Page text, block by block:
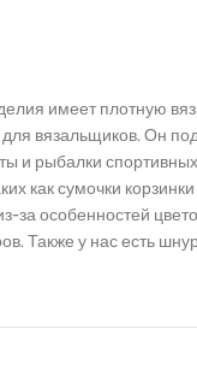
имеет плотную
вязальщиков. Он
и рыбалки
как сумочки
за особенностей
Также у нас есть